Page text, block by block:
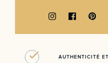
AUTHENTICITÉ